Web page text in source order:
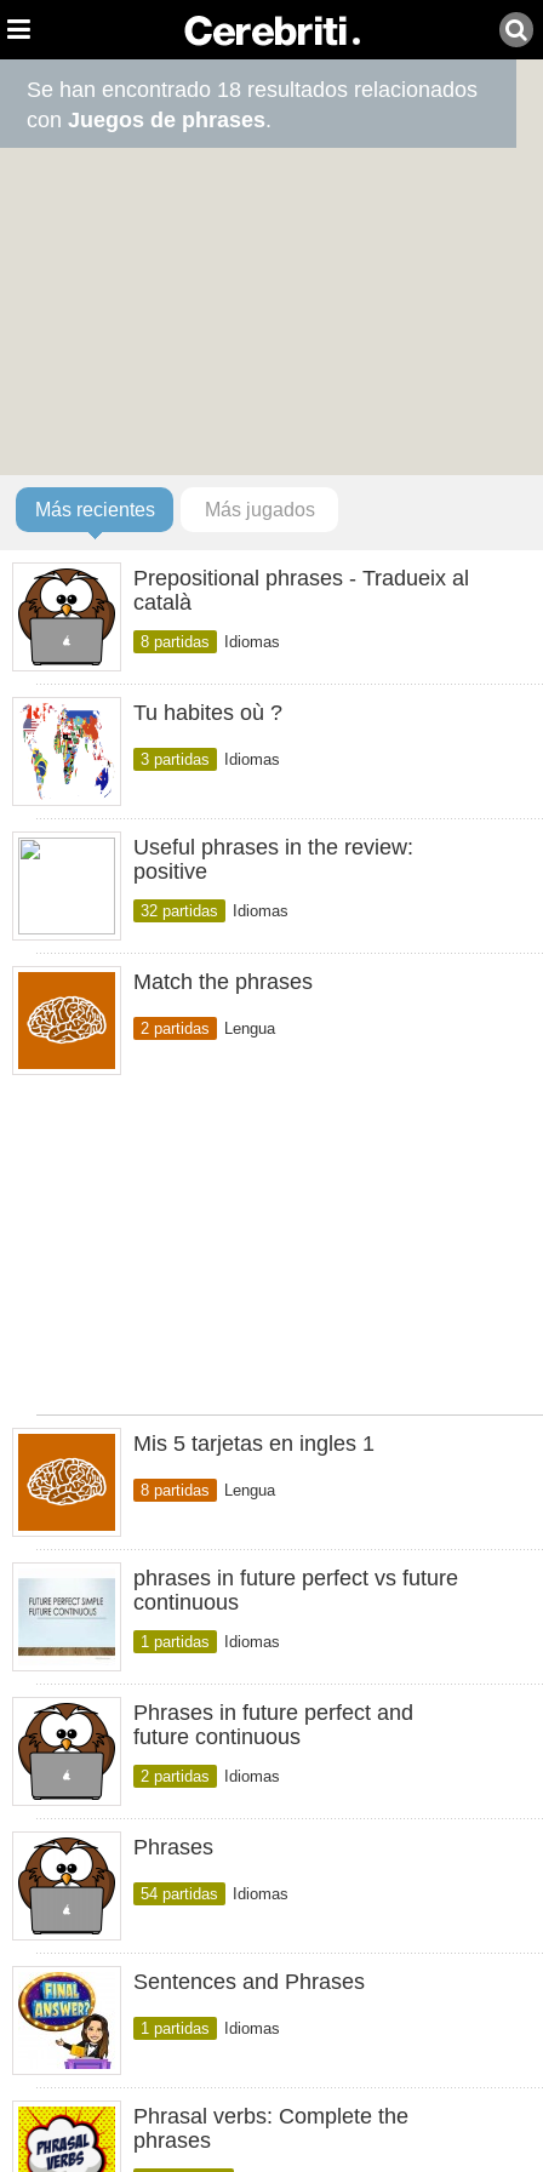
Se han encontrado 18 resultados relacionados
conJuegos de phrases.
Más recientes Más jugados
Prepositional phrases - Tradueix al
català
8 partidas Idiomas
Tu habites où ?
3 partidas Idiomas
Useful phrases in the review:
positive
32 partidas Idiomas
Match the phrases
2 partidas Lengua
Mis 5 tarjetas en ingles 1
8 partidas Lengua
phrases in future perfect vs future
continuous
1 partidas Idiomas
Phrases in future perfect and
future continuous
2 partidas Idiomas
Phrases
54 partidas Idiomas
Sentences and Phrases
1 partidas Idiomas
Phrasal verbs: Complete the
phrases